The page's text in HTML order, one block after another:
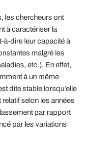
les chercheurs ont
à caractériser la
à-dire leur capacité à
malgré les
etc.). En effet,
à un même
dite stable lorsqu’elle
selon les années
par rapport
par les variations